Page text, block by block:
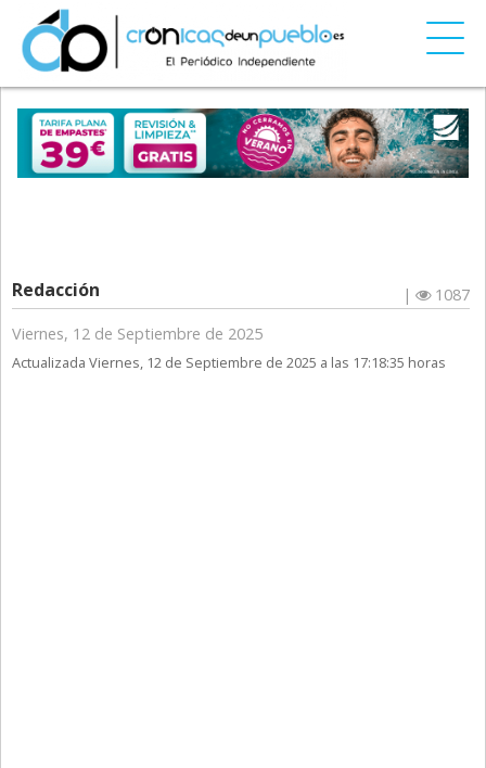
Redacción |
1087
Viernes, 12 de Septiembre de 2025
Actualizada Viernes, 12 de Septiembre de 2025 a las 17:18:35 horas